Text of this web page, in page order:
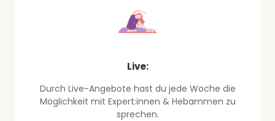
Live:
Durch Live-Angebote hast du jede Woche die
Möglichkeit mit Expert:innen & Hebammen zu
sprechen.